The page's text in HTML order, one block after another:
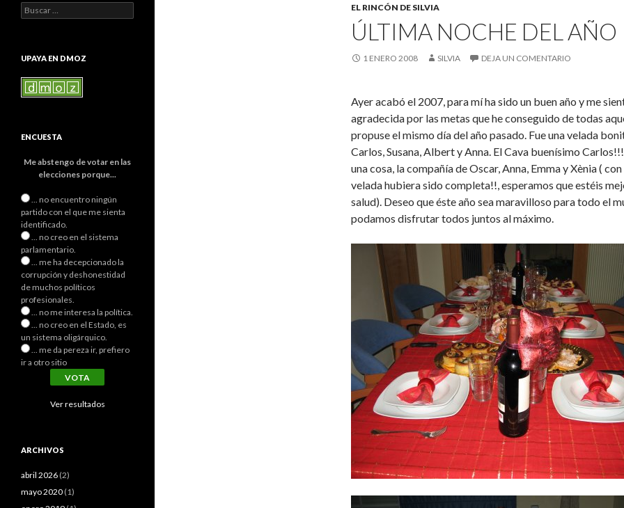
EL RINCÓN DE SILVIA
ÚLTIMA NOCHE DEL AÑO
1 ENERO 2008 SILVIA DEJA UN COMENTARIO
Ayer acabó el 2007, para mí ha sido un buen año y me
agradecida por las metas que he conseguido de todas
propuse el mismo día del año pasado. Fue una velada
Carlos, Susana, Albert y Anna. El Cava buenísimo
una cosa, la compañía de Oscar, Anna, Emma y Xènia (
velada hubiera sido completa!!, esperamos que estéis
salud). Deseo que éste año sea maravilloso para todo el
podamos disfrutar todos juntos al máximo.
Buscar:
UPAYA EN DMOZ
ENCUESTA
Me abstengo de votar en las
elecciones porque...
... no encuentro ningún
partido con el que me sienta
identificado.
... no creo en el sistema
parlamentario.
... me ha decepcionado la
corrupción y deshonestidad
de muchos políticos
profesionales.
... no me interesa la política.
... no creo en el Estado, es
un sistema oligárquico.
... me da pereza ir, prefiero
ir a otro sitio
Ver resultados
ARCHIVOS
abril 2026 (2)
mayo 2020 (1)